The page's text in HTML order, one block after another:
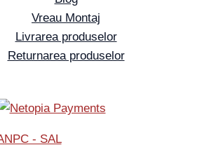
Vreau Montaj
Livrarea produselor
Returnarea produselor